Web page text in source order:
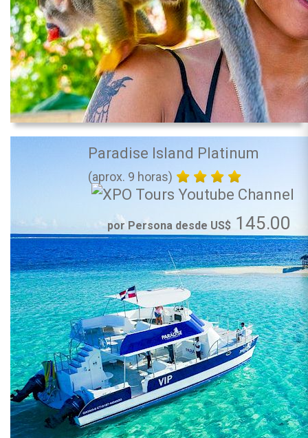
Paradise Island Platinum
(aprox. 9 horas)
por Persona desde US$ 145.00